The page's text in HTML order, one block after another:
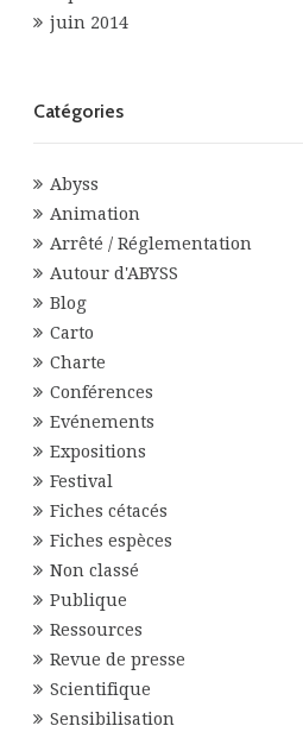
juin 2014
Catégories
Abyss
Animation
Arrêté / Réglementation
Autour d'ABYSS
Blog
Carto
Charte
Conférences
Evénements
Expositions
Festival
Fiches cétacés
Fiches espèces
Non classé
Publique
Ressources
Revue de presse
Scientifique
Sensibilisation